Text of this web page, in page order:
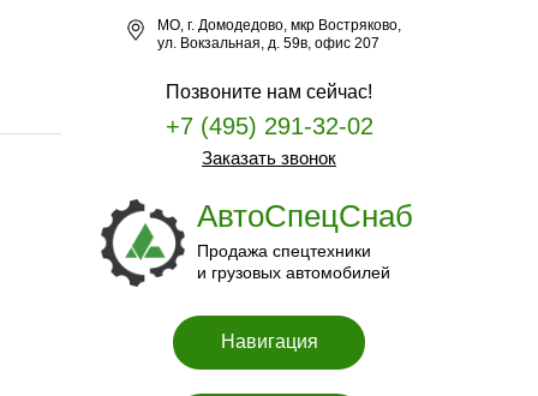
Продажа спецтехники
и грузовых автомобилей
АвтоСпецСнаб
МО, г. Домодедово, мкр Востряково,
ул. Вокзальная, д. 59в, офис 207
Навигация
Позвоните нам сейчас!
+7 (495) 291-32-02
Заказать звонок